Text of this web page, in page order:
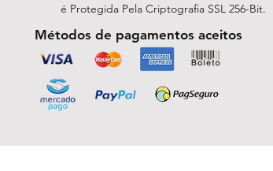
é Protegida Pela Criptografia SSL 256-Bit.
Métodos de pagamentos aceitos